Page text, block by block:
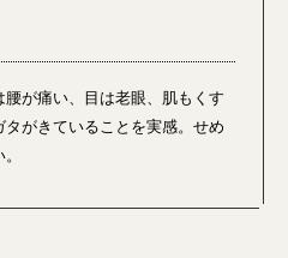
が痛い、目は老眼、肌もくす
がきていることを実感。せめ